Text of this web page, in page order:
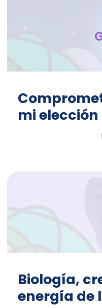
mi elección
Biología,
energía de